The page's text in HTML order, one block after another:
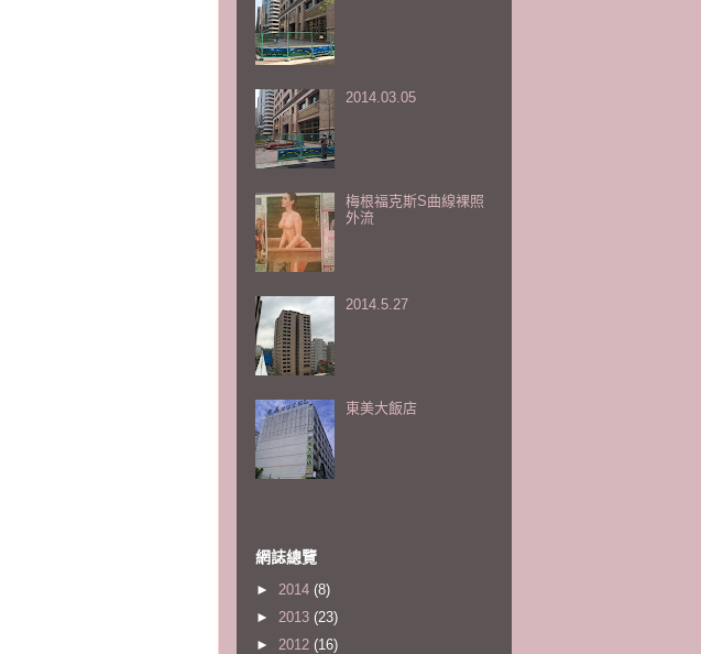
2014.03.05
梅根福克斯S曲線裸照
外流
2014.5.27
東美大飯店
網誌總覽
► 2014 (8)
► 2013 (23)
► 2012 (16)